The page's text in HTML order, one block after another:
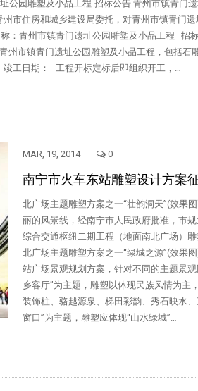
公园雕塑及小品工程-招标公告 青州市镇青门
市住房和城乡建设局委托，对青州市镇青门
：青州市镇青门遗址公园雕塑及小品工程 招
州市镇青门遗址公园雕塑及小品工程，包括石
工日期： 工程开标定标后即组织开工，…
MAR, 19, 2014 0
南宁市火车东站雕塑设计方案
北广场主题雕塑方案之一“壮韵洞天”(效果
丽的风景线，经南宁市人民政府批准，市
综合交通枢纽二期工程（地面南北广场）
北广场主题雕塑方案之一“绿城之源”(效
站广场景观规划方案，针对不同的主题景
乡客厅”为主题，雕塑以体现民族风情为主
装饰柱、骆越源泉、梯田彩韵、秀石映水
窗口”为主题，雕塑应体现“山水绿城”…